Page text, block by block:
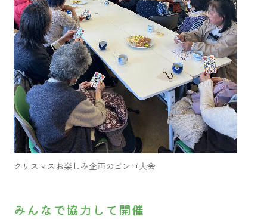
クリスマスお楽しみ企画のビンゴ大会
みんなで協力して開催